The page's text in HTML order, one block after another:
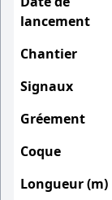
lancement
Chantier
Signaux
Gréement
Coque
Longueur (m)